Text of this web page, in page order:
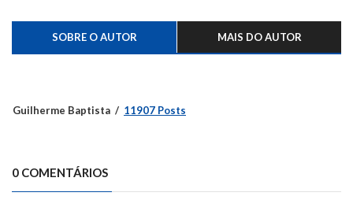
SOBRE O AUTOR MAIS DO AUTOR
Guilherme Baptista 11907 Posts
0 COMENTÁRIOS